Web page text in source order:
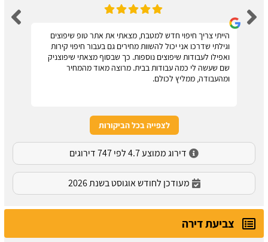
הייתי צריך חיפוי חדש למטבח, מצאתי את אתר טופ שיפוצים
וגילתי שדרכו אני יכול להשוות מחירים גם בעבור חיפוי קירות
ואפילו לעבודות שיפוצים נוספות. כך שבסוף מצאתי שיפוצניק
שם שעשה לי כמה עבודות בבית. מרוצה מאוד מהמחיר
ומהעבודה, ממליץ לכולם.
לצפייה בכל הביקורות
דירוג ממוצע 4.7 לפי 747 דירוגים
מעודכן לחודש אוגוסט בשנת 2026
צביעת דירה